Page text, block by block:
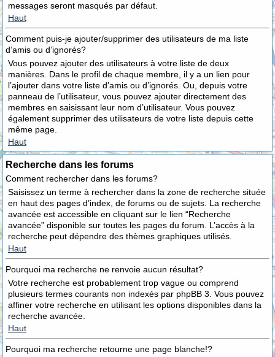
messages seront masqués par défaut.
Haut
Comment puis-je ajouter/supprimer des utilisateurs de ma liste
d’amis ou d’ignorés?
Vous pouvez ajouter des utilisateurs à votre liste de deux
manières. Dans le profil de chaque membre, il y a un lien pour
l’ajouter dans votre liste d’amis ou d’ignorés. Ou, depuis votre
panneau de l’utilisateur, vous pouvez ajouter directement des
membres en saisissant leur nom d’utilisateur. Vous pouvez
également supprimer des utilisateurs de votre liste depuis cette
même page.
Haut
Recherche dans les forums
Comment rechercher dans les forums?
Saisissez un terme à rechercher dans la zone de recherche située
en haut des pages d’index, de forums ou de sujets. La recherche
avancée est accessible en cliquant sur le lien “Recherche
avancée” disponible sur toutes les pages du forum. L’accès à la
recherche peut dépendre des thèmes graphiques utilisés.
Haut
Pourquoi ma recherche ne renvoie aucun résultat?
Votre recherche est probablement trop vague ou comprend
plusieurs termes courants non indexés par phpBB 3. Vous pouvez
affiner votre recherche en utilisant les options disponibles dans la
recherche avancée.
Haut
Pourquoi ma recherche retourne une page blanche!?